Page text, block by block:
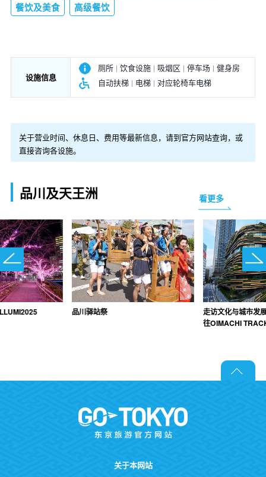
餐饮及美食 高级餐饮
设施信息
厕所 饮食设施 吸烟区 停车场 健身房
自动扶梯
电梯 对应轮椅车电梯
关于营业时间、休息日、费用等最新信息，请到官方网站查询，或
直接咨询各设施。
品川及天王洲 看更多
品川驿站祭
走访文化与城市
往OIMACHI
关于本网站